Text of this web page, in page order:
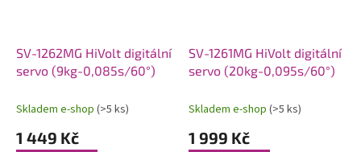
SV-1262MG HiVolt digitální
servo (9kg-0,085s/60°)
Skladem e-shop (>5 ks)
1 449 Kč
SV-1261MG HiVolt digitální
servo (20kg-0,095s/60°)
Skladem e-shop (>5 ks)
1 999 Kč